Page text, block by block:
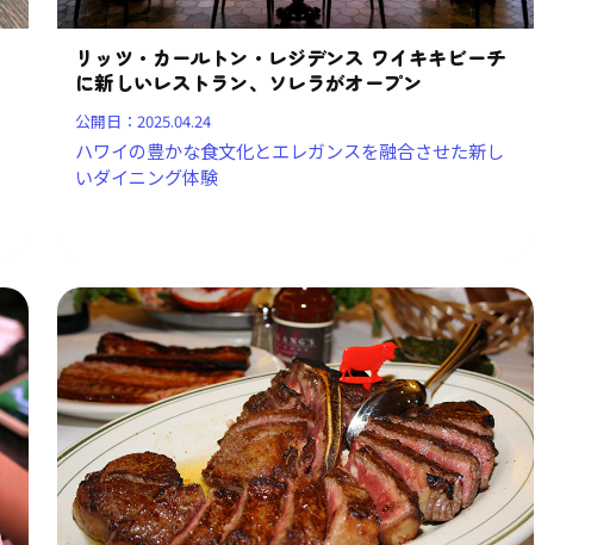
リッツ・カールトン・レジデンス ワイキキビーチ
に新しいレストラン、ソレラがオープン
公開日：2025.04.24
ハワイの豊かな食文化とエレガンスを融合させた新し
いダイニング体験